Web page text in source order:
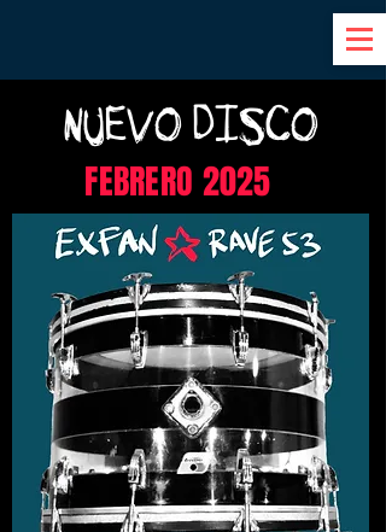
NUEVO DISCO
FEBRERO 2025